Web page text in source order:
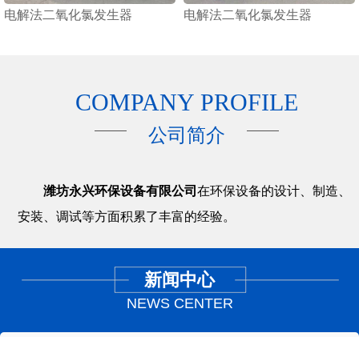
电解法二氧化氯发生器 电解法二氧化氯发生器
COMPANY PROFILE
公司简介
潍坊永兴环保设备有限公司在环保设备的设计、制造、
安装、调试等方面积累了丰富的经验。
新闻中心
NEWS CENTER